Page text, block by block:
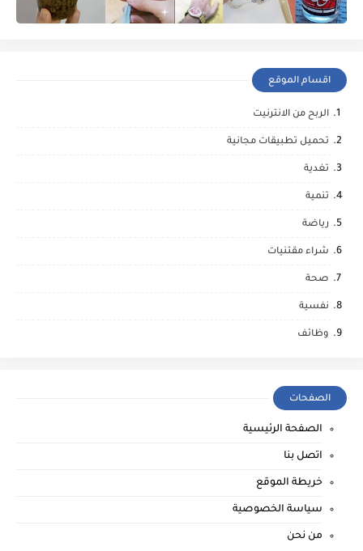
اقسام الموقع
الربح من الانترنيت
تحميل تطبيقات مجانية
تغدية
تنمية
رياضة
شراء مقتنيات
صحة
نفسية
وظائف
الصفحات
الصفحة الرئيسية
اتصل بنا
خريطة الموقع
سياسة الخصوصية
من نحن